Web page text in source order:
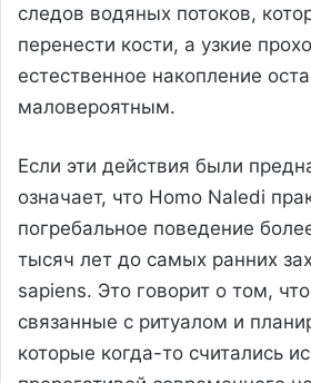
следов водяных потоков,
перенести кости, а узкие
естественное накопление
маловероятным.
Если эти действия были
означает, что Homo Naledi
погребальное поведение
тысяч лет до самых ранних
sapiens. Это говорит о том,
связанные с ритуалом и
которые когда-то считались